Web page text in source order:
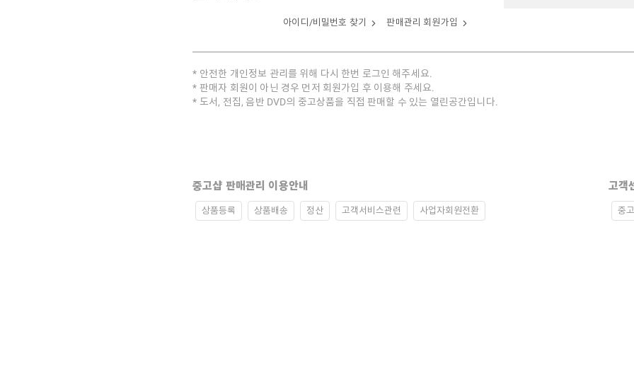
아이디/비밀번호 찾기 판매관리 회원가입
안전한 개인정보 관리를 위해 다시 한번 로그인 해주세요.
판매자 회원이 아닌 경우 먼저 회원가입 후 이용해 주세요.
도서, 전집, 음반 DVD의 중고상품을 직접 판매할 수 있는 열린공간입니다.
중고샵 판매관리 이용안내
상품등록 상품배송 정산 고객서비스관련 사업자회원전환
고객
중